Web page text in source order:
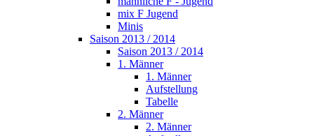
mix F Jugend
Minis
Saison 2013 / 2014
Saison 2013 / 2014
1. Männer
1. Männer
Aufstellung
Tabelle
2. Männer
2. Männer